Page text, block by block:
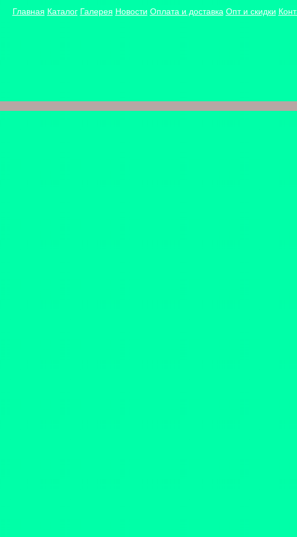
Главная Каталог Галерея Новости Оплата и доставка Опт и скидки